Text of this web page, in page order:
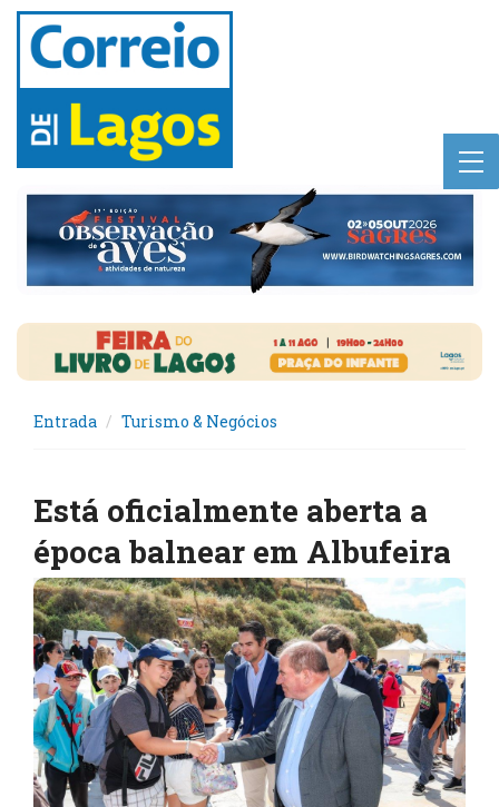
Entrada Turismo & Negócios
Está oficialmente aberta a
época balnear em Albufeira